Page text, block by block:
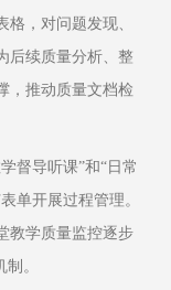
，对问题发现、
后续质量分析、整
，推动质量文档检
督导听课”和“日常
单开展过程管理。
教学质量监控逐步
。